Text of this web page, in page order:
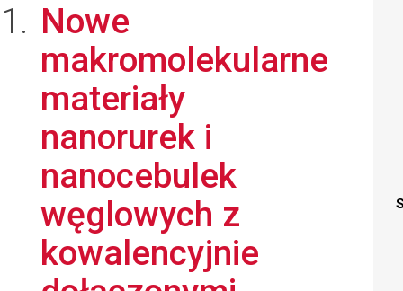
Nowe
makromolekularne
materiały
nanorurek i
nanocebulek
węglowych z
kowalencyjnie